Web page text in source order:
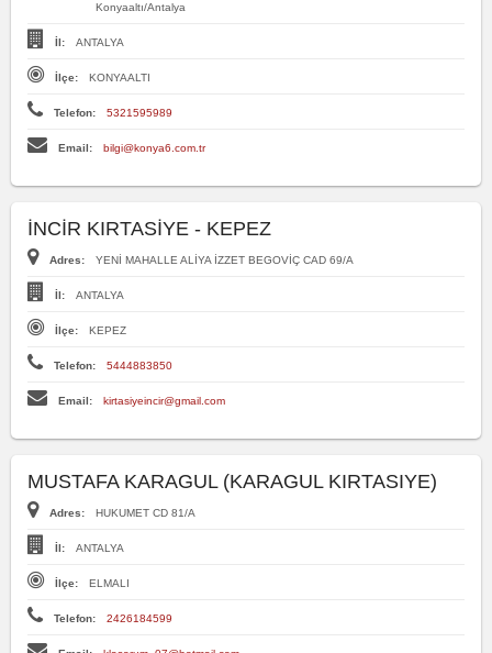
Konyaaltı/Antalya
İl: ANTALYA
İlçe: KONYAALTI
Telefon: 5321595989
Email: bilgi@konya6.com.tr
İNCİR KIRTASİYE - KEPEZ
Adres: YENİ MAHALLE ALİYA İZZET BEGOVİÇ CAD 69/A
İl: ANTALYA
İlçe: KEPEZ
Telefon: 5444883850
Email: kirtasiyeincir@gmail.com
MUSTAFA KARAGUL (KARAGUL KIRTASIYE)
Adres: HUKUMET CD 81/A
İl: ANTALYA
İlçe: ELMALI
Telefon: 2426184599